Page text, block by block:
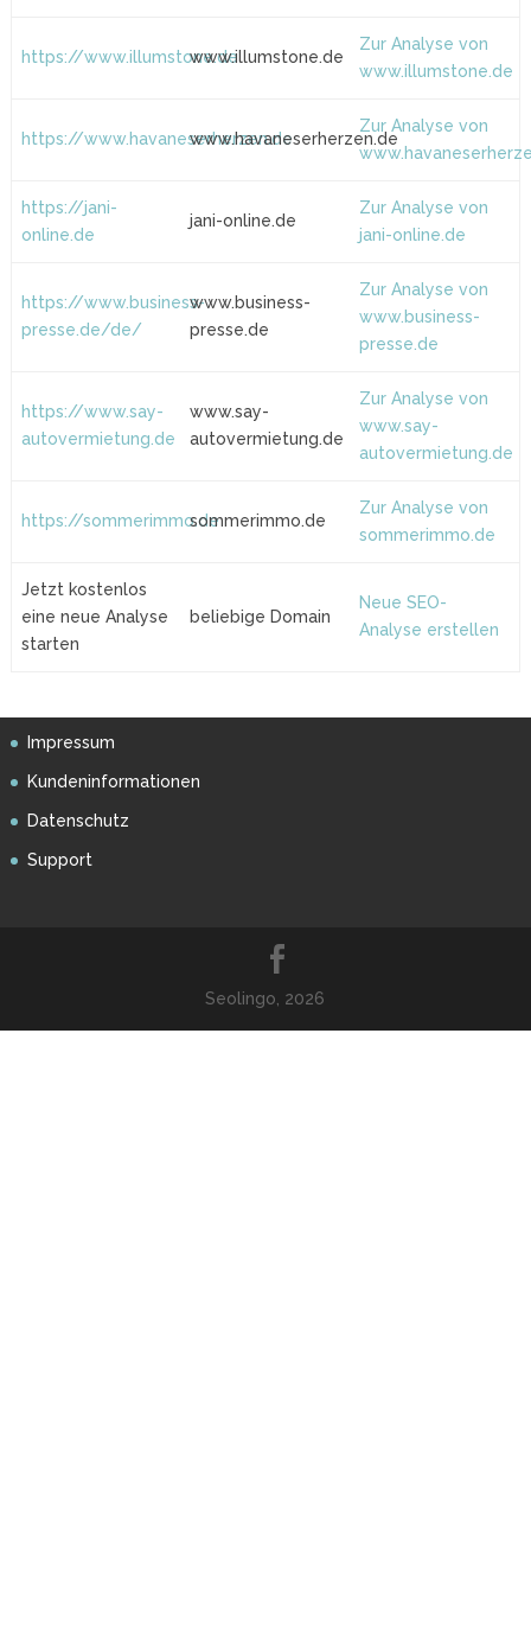
https://www.illumstone.dewww.illumstone.de
Zur Analyse von
www.illumstone.de
https://www.havaneserherzen.dewww.havaneserherzen.de
Zur Analyse von
https://jani-
online.de
jani-online.de
Zur Analyse von
jani-online.de
https://www.business-
presse.de/de/
www.business-
presse.de
Zur Analyse von
www.business-
presse.de
https://www.say-
autovermietung.de
www.say-
autovermietung.de
Zur Analyse von
www.say-
autovermietung.de
https://sommerimmo.desommerimmo.de
Zur Analyse von
sommerimmo.de
Jetzt kostenlos
eine neue Analyse
starten
beliebige Domain
Neue SEO-
Analyse erstellen
Impressum
Kundeninformationen
Datenschutz
Support
Seolingo, 2026